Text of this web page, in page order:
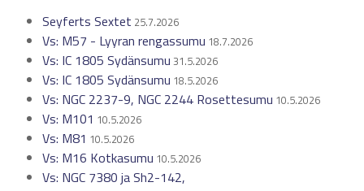
Seyferts Sextet 25.7.2026
Vs: M57 - Lyyran rengassumu 18.7.2026
Vs: IC 1805 Sydänsumu 31.5.2026
Vs: IC 1805 Sydänsumu 18.5.2026
Vs: NGC 2237-9, NGC 2244 Rosettesumu 10.5.2026
Vs: M101 10.5.2026
Vs: M81 10.5.2026
Vs: M16 Kotkasumu 10.5.2026
Vs: NGC 7380 ja Sh2-142,